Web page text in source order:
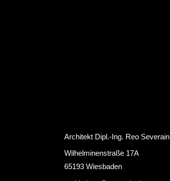
Architekt Dipl.-Ing. Reo Severain
Wilhelminenstraße 17A
65193 Wiesbaden